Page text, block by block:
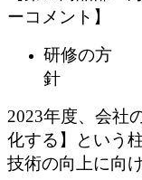
ーコメント】
研修の方
2023年度、会社
化する】という
技術の向上に向